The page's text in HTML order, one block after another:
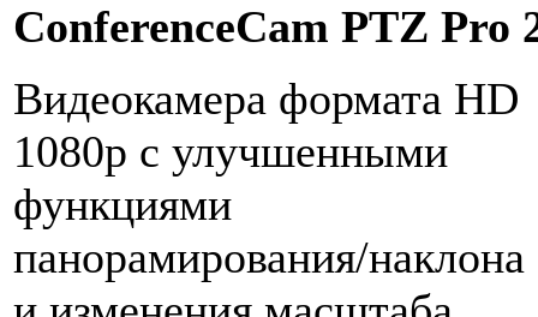
ConferenceCam PTZ Pro
Видеокамера формата HD
1080p с улучшенными
функциями
панорамирования/наклона